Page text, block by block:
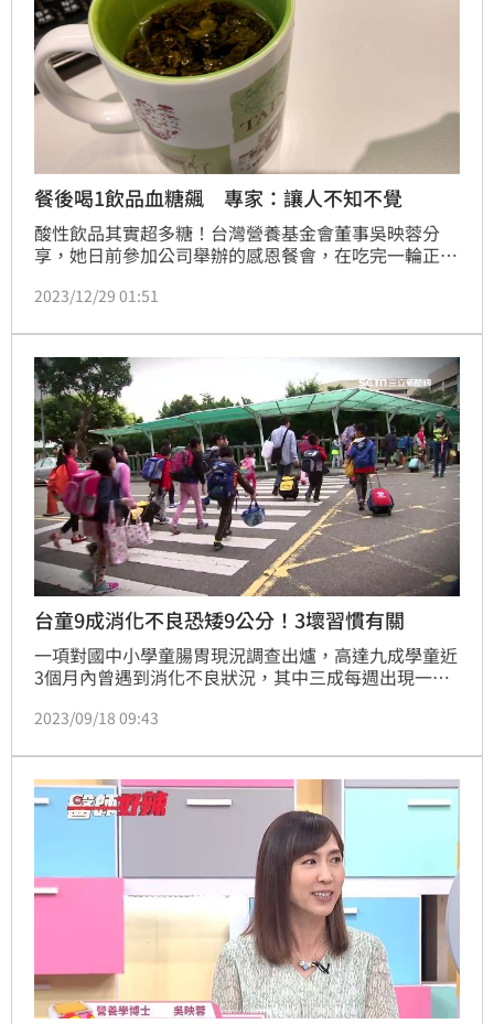
餐後喝1飲品血糖飆 專家：讓人不知不覺
酸性飲品其實超多糖！台灣營養基金會董事吳映蓉分
享，她日前參加公司舉辦的感恩餐會，在吃完一輪正餐
常，沒想到卻飆升到了211mg /dL。對此，她也提醒民
一般飲料喝進更多糖。
2023/12/29 01:51
台童9成消化不良恐矮9公分！3壞習慣有關
一項對國中小學童腸胃現況調查出爐，高達九成學童近
3個月內曾遇到消化不良狀況，其中三成每週出現一次
月內曾遇到消化不良者，平均身高竟較沒有者矮9公
題恐影響吸收，長期恐影響成長。（記者：簡浩正）
2023/09/18 09:43